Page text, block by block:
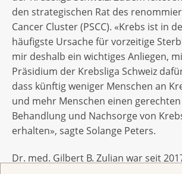
den strategischen Rat des
Cancer Cluster (PSCC). «Krebs ist in
häufigste Ursache für vorzeitige
mir deshalb ein wichtiges Anliegen,
Präsidium der Krebsliga Schweiz
dass künftig weniger Menschen an
und mehr Menschen einen gerechten
Behandlung und Nachsorge von
erhalten», sagte Solange Peters.
Dr. med. Gilbert B. Zulian war seit